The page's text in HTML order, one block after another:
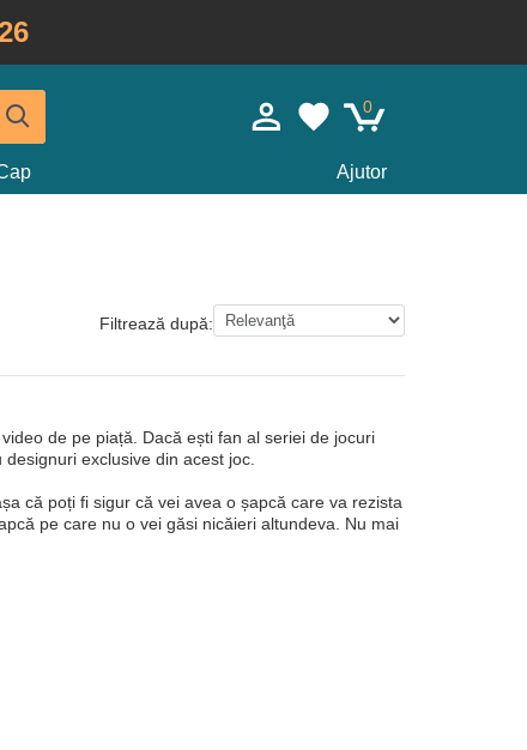
0
Ajutor
Filtrează după:
de pe piață. Dacă ești fan al seriei de jocuri
exclusive din acest joc.
că poți fi sigur că vei avea o șapcă care va rezista
pe care nu o vei găsi nicăieri altundeva. Nu mai